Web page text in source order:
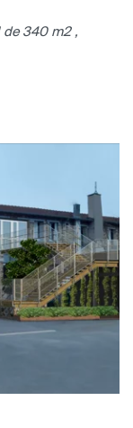
de 340 m2 ,